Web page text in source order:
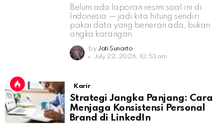
Belum ada laporan resmi soal ini di
Indonesia — jadi kita hitung sendiri
pakai data yang beneran ada, bukan
angka karangan.
by Jati Sunarto
July 22, 2026, 10:53 am
Karir
Strategi Jangka Panjang: Cara
Menjaga Konsistensi Personal
Brand di LinkedIn